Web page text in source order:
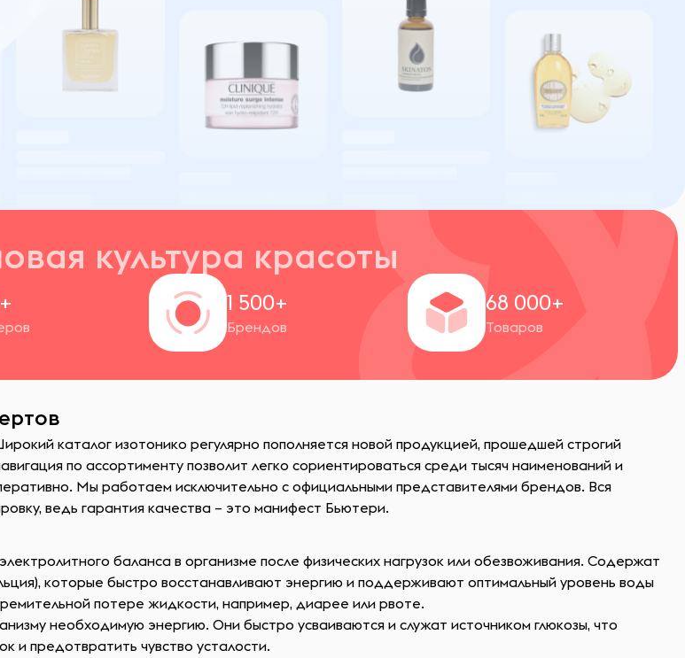
культура красоты
1 500+
Брендов
68 000+
Товаров
каталог изотонико регулярно пополняется новой продукцией, прошедшей строгий
по ассортименту позволит легко сориентироваться среди тысяч наименований и
Мы работаем исключительно с официальными представителями брендов. Вся
ведь гарантия качества – это манифест Бьютери.
баланса в организме после физических нагрузок или обезвоживания. Содержат
которые быстро восстанавливают энергию и поддерживают оптимальный уровень воды
потере жидкости, например, диарее или рвоте.
необходимую энергию. Они быстро усваиваются и служат источником глюкозы, что
и предотвратить чувство усталости.